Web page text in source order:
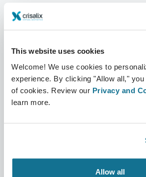
This website uses cookies
Welcome! We use cookies to
experience. By clicking "Allow all," you
of cookies. Review our Privacy and
learn more.
Allow all
О нас
Вакансии
Новости
Бизнес
Планы